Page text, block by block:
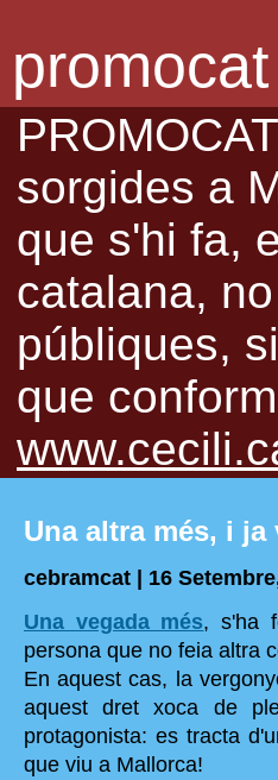
promocat
sorgides a
que s'hi fa,
catalana,
públiques,
que
Una altra més, i
cebramcat | 16
Una vegada més, s'ha
persona que no feia altra
En aquest cas, la
aquest dret xoca de
protagonista: es tracta
que viu a Mallorca!